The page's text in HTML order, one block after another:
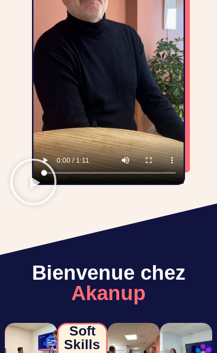
Bienvenue chez
Akanup
Soft
Skills